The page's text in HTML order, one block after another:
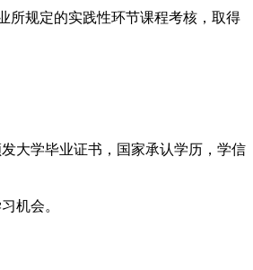
所规定的实践性环节课程考核，取得
大学毕业证书，国家承认学历，学信
机会。